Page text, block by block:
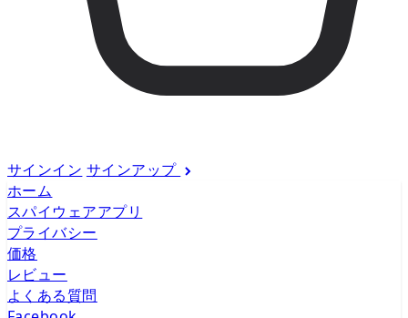
サインイン サインアップ
ホーム
スパイウェアアプリ
プライバシー
価格
レビュー
よくある質問